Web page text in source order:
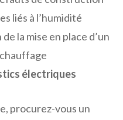
liés à l’humidité
la mise en place d’un
électriques
procurez-vous un